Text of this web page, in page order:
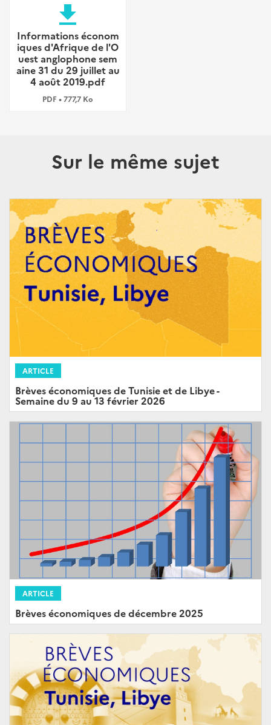
file_download
Informations économ
iques d'Afrique de l'O
uest anglophone sem
aine 31 du 29 juillet au
4 août 2019.pdf
PDF • 777,7 Ko
Sur le même sujet
ARTICLE
Brèves économiques de Tunisie et de Libye -
Semaine du 9 au 13 février 2026
ARTICLE
Brèves économiques de décembre 2025